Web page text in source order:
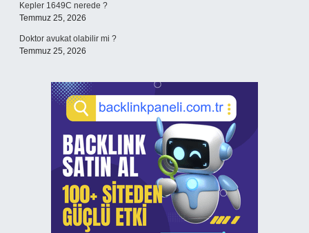
Kepler 1649C nerede ?
Temmuz 25, 2026
Doktor avukat olabilir mi ?
Temmuz 25, 2026